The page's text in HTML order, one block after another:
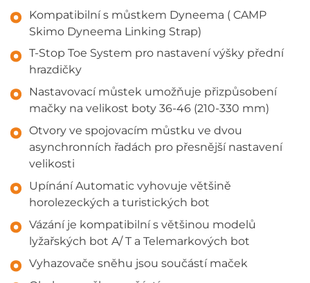
Kompatibilní s můstkem Dyneema ( CAMP
Skimo Dyneema Linking Strap)
T-Stop Toe System pro nastavení výšky přední
hrazdičky
Nastavovací můstek umožňuje přizpůsobení
mačky na velikost boty 36-46 (210-330 mm)
Otvory ve spojovacím můstku ve dvou
asynchronních řadách pro přesnější nastavení
velikosti
Upínání Automatic vyhovuje většině
horolezeckých a turistických bot
Vázání je kompatibilní s většinou modelů
lyžařských bot A/ T a Telemarkových bot
Vyhazovače sněhu jsou součástí maček